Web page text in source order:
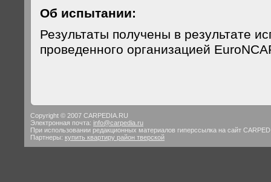
Об испытании:
Результаты получены в результате
проведенного организацией
Copyright © 2007 CARPEDIA.RU
Электронная почта: info@carpedia.ru
При использовании редакционных материалов гиперссылка на сайт
Партнеры: купить квартиру район тверской